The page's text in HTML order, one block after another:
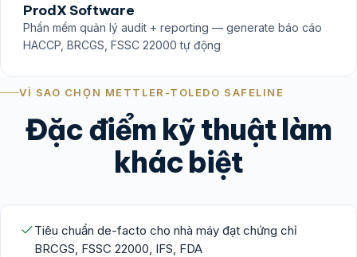
ProdX Software
Phần mềm quản lý audit + reporting — generate báo cáo
HACCP, BRCGS, FSSC 22000 tự động
VÌ SAO CHỌN METTLER-TOLEDO SAFELINE
Đặc điểm kỹ thuật làm
khác biệt
Tiêu chuẩn de-facto cho nhà máy đạt chứng chỉ
BRCGS, FSSC 22000, IFS, FDA